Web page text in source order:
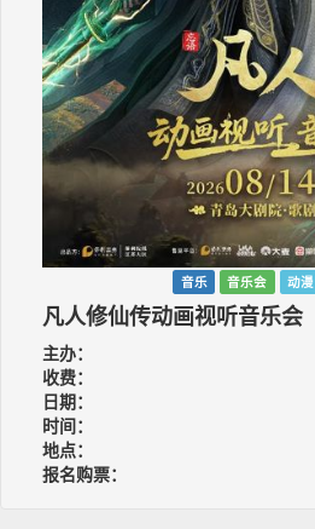
音乐 音乐会 动漫
凡人修仙传动画视听音乐会
主办：
收费：
日期：
时间：
地点：
报名购票：